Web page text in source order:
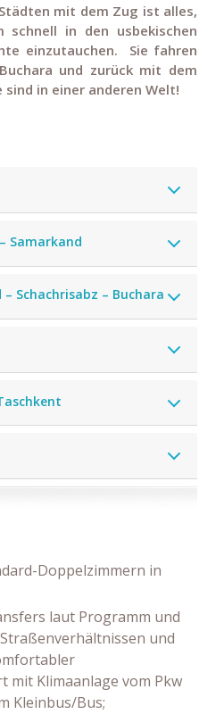
mit dem Zug ist alles,
schnell in den usbekischen
einzutauchen. Sie fahren
und zurück mit dem
sind in einer anderen Welt!
Samarkand
Schachrisabz – Buchara
Doppelzimmern in
laut Programm und
und
Klimaanlage vom Pkw
Kleinbus/Bus;